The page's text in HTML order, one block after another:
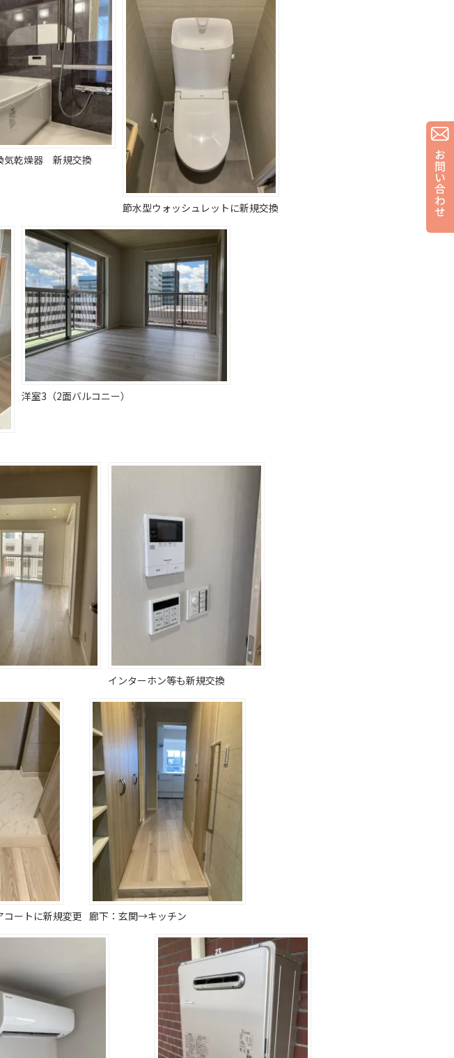
気乾燥器 新規交換
節水型ウォッシュレットに新規交換
洋室3（2面バルコニー）
インターホン等も新規交換
ートに新規変更 廊下：玄関→キッチン